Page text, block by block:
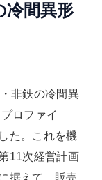
間異形
非鉄の冷間異
ロファイ
た。これを機
11次経営計画